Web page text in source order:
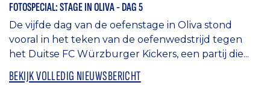
FOTOSPECIAL: STAGE IN OLIVA - DAG 5
De vijfde dag van de oefenstage in Oliva stond
vooral in het teken van de oefenwedstrijd tegen
het Duitse FC Würzburger Kickers, een partij die...
BEKIJK VOLLEDIG NIEUWSBERICHT